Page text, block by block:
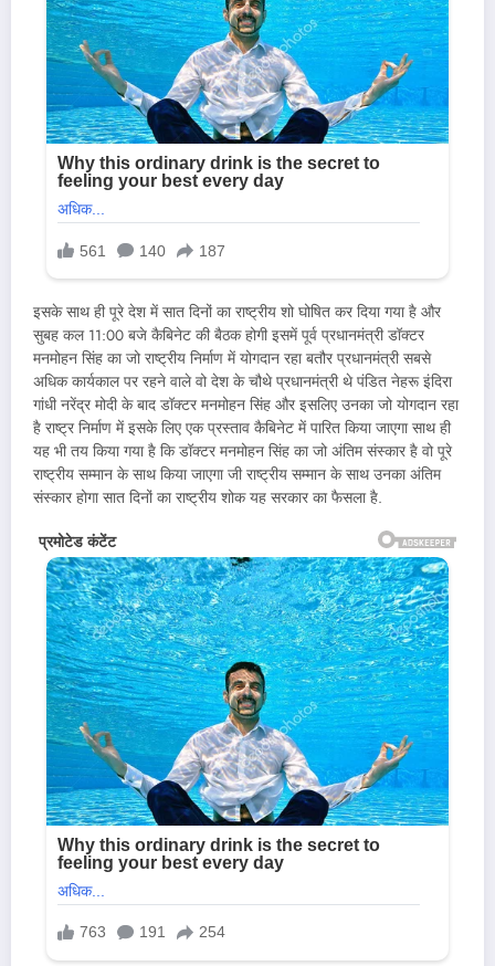
इसके साथ ही पूरे देश में सात दिनों का राष्ट्रीय शो घोषित कर दिया गया है और
सुबह कल 11:00 बजे कैबिनेट की बैठक होगी इसमें पूर्व प्रधानमंत्री डॉक्टर
मनमोहन सिंह का जो राष्ट्रीय निर्माण में योगदान रहा बतौर प्रधानमंत्री सबसे
अधिक कार्यकाल पर रहने वाले वो देश के चौथे प्रधानमंत्री थे पंडित नेहरू इंदिरा
गांधी नरेंद्र मोदी के बाद डॉक्टर मनमोहन सिंह और इसलिए उनका जो योगदान रहा
है राष्ट्र निर्माण में इसके लिए एक प्रस्ताव कैबिनेट में पारित किया जाएगा साथ ही
यह भी तय किया गया है कि डॉक्टर मनमोहन सिंह का जो अंतिम संस्कार है वो पूरे
राष्ट्रीय सम्मान के साथ किया जाएगा जी राष्ट्रीय सम्मान के साथ उनका अंतिम
संस्कार होगा सात दिनों का राष्ट्रीय शोक यह सरकार का फैसला है.